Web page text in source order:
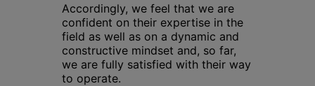
Accordingly, we feel that we are
confident on their expertise in the
field as well as on a dynamic and
constructive mindset and, so far,
we are fully satisfied with their way
to operate.